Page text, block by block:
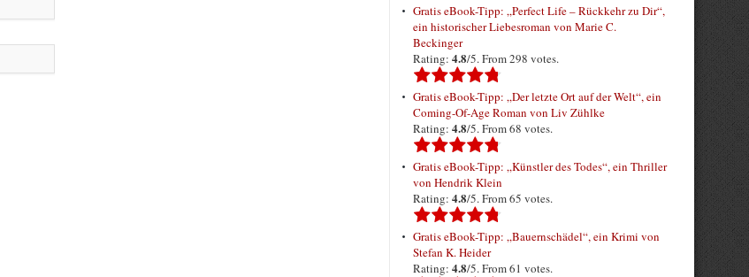
Gratis eBook-Tipp: „Perfect Life – Rückkehr zu Dir“,
ein historischer Liebesroman von Marie C.
Beckinger
Rating: 4.8/5. From 298 votes.
Gratis eBook-Tipp: „Der letzte Ort auf der Welt“, ein
Coming-Of-Age Roman von Liv Zühlke
Rating: 4.8/5. From 68 votes.
Gratis eBook-Tipp: „Künstler des Todes“, ein Thriller
von Hendrik Klein
Rating: 4.8/5. From 65 votes.
Gratis eBook-Tipp: „Bauernschädel“, ein Krimi von
Stefan K. Heider
Rating: 4.8/5. From 61 votes.